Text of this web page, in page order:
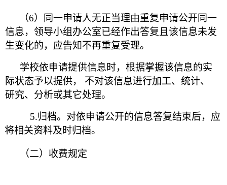
（6）同一申请人无正当理由重复申请公开同一
信息，领导小组办公室已经作出答复且该信息未发
生变化的， 应告知不再重复受理。
学校依申请提供信息时，根据掌握该信息的实
际状态予以提供，
不对该信息进行加工、统计、
研究、分析或其它处理。
5.归档。对依申请公开的信息答复结束后，应
将相关资料及时归档。
（二）收费规定